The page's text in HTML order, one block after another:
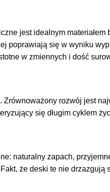
jest idealnym materiałem
poprawiają się w wyniku
w zmiennych i dość
rozwój jest
się długim cyklem
naturalny zapach,
że deski te nie